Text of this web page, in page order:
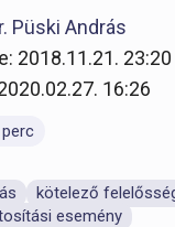
Püski András
2018.11.21.
16:26
kötelező
esemény